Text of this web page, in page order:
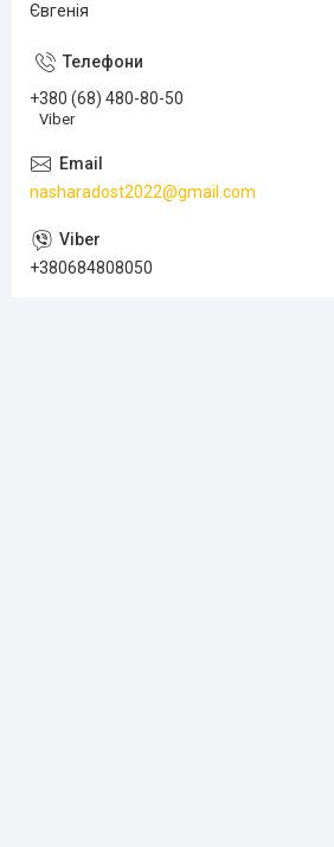
Євгенія
+380 (68) 480-80-50
Viber
nasharadost2022@gmail.com
+380684808050